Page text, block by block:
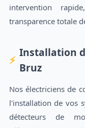
intervention
transparence totale
Installation
Bruz
Nos électriciens de
l'installation de vos
détecteurs de